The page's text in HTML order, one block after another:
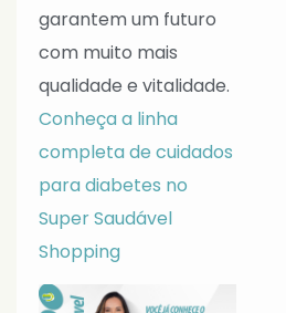
garantem um futuro
com muito mais
qualidade e vitalidade.
Conheça a linha
completa de cuidados
para diabetes no
Super Saudável
Shopping